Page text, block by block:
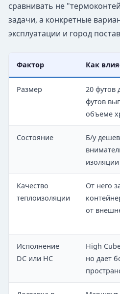
сравнивать не
задачи, а конкретные
эксплуатации и город
Фактор Как
Размер
20 футов
футов
объеме
Состояние
Б/у
Качество
теплоизоляции
От него
от
Исполнение
DC или HC
High
но дает